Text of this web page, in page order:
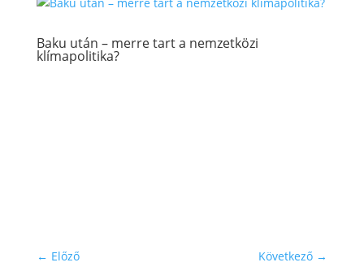
Baku után – merre tart a nemzetközi
klímapolitika?
← Előző Következő →